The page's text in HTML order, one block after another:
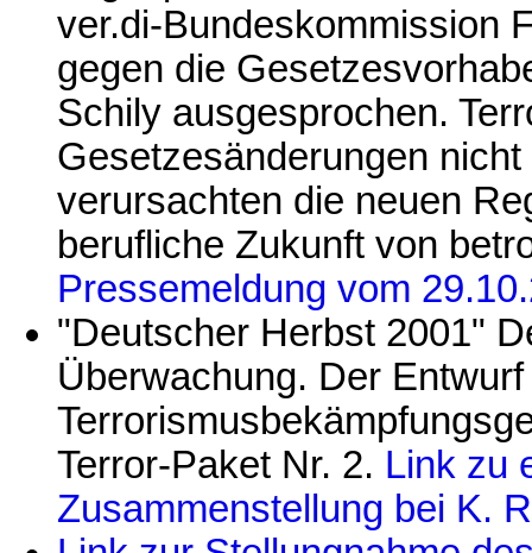
ver.di-Bundeskommission
gegen die
Schily ausgesprochen.
Gesetzesänderungen
verursachten die neuen
berufliche Zukunft von
Pressemeldung vom
"Deutscher Herbst 2001"
Überwachung. Der
Terror-Paket Nr. 2. Link zu
Zusammenstellung bei K.